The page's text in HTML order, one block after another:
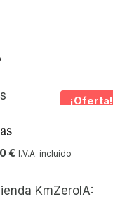
¡Oferta!
€El
actual
I.V.A. incluido
KmZeroIA: